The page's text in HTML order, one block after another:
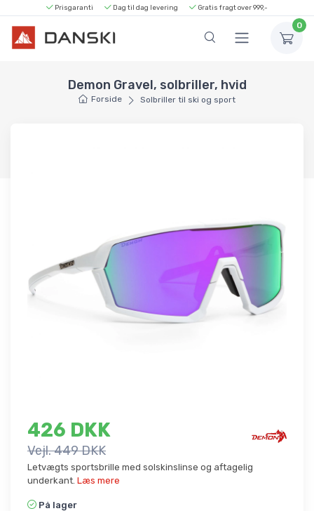
Prisgaranti Dag til dag levering Gratis fragt over 999,-
0
Demon Gravel, solbriller, hvid
Forside Solbriller til ski og sport
426 DKK
Vejl. 449 DKK
Letvægts sportsbrille med solskinslinse og aftagelig
underkant. Læs mere
På lager